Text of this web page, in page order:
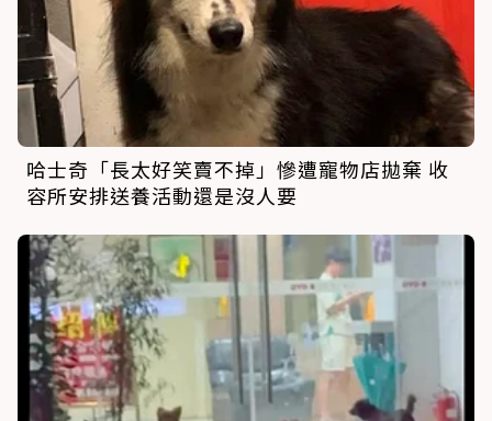
哈士奇「長太好笑賣不掉」慘遭寵物店拋棄 收
容所安排送養活動還是沒人要